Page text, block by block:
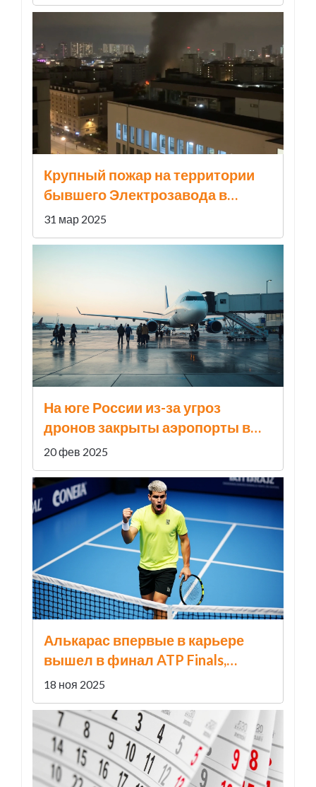
Крупный пожар на территории
бывшего Электрозавода в
Москве: спасено множество
человек
31 мар 2025
На юге России из-за угроз
дронов закрыты аэропорты в
Сочи и Казани
20 фев 2025
Алькарас впервые в карьере
вышел в финал ATP Finals,
обыграв Оже-Альяссима 6:2, 6:4
18 ноя 2025